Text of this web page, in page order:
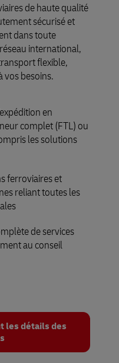
de haute qualité
sécurisé et
dans toute
international,
flexible,
vos besoins.
en
complet (FTL) ou
les solutions
ferroviaires et
reliant toutes les
de services
au conseil
les détails des